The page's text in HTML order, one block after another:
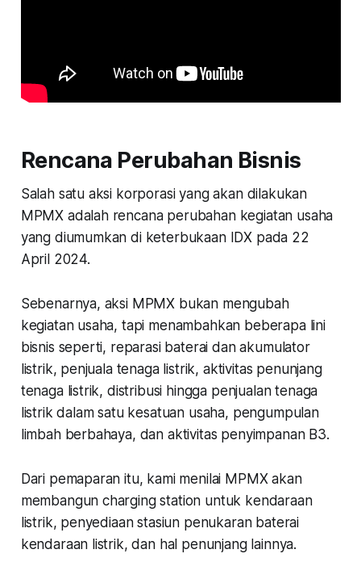
Rencana Perubahan Bisnis
Salah satu aksi korporasi yang akan dilakukan
MPMX adalah rencana perubahan kegiatan usaha
yang diumumkan di keterbukaan IDX pada 22
April 2024.
Sebenarnya, aksi MPMX bukan mengubah
kegiatan usaha, tapi menambahkan beberapa lini
bisnis seperti, reparasi baterai dan akumulator
listrik, penjuala tenaga listrik, aktivitas penunjang
tenaga listrik, distribusi hingga penjualan tenaga
listrik dalam satu kesatuan usaha, pengumpulan
limbah berbahaya, dan aktivitas penyimpanan B3.
Dari pemaparan itu, kami menilai MPMX akan
membangun charging station untuk kendaraan
listrik, penyediaan stasiun penukaran baterai
kendaraan listrik, dan hal penunjang lainnya.